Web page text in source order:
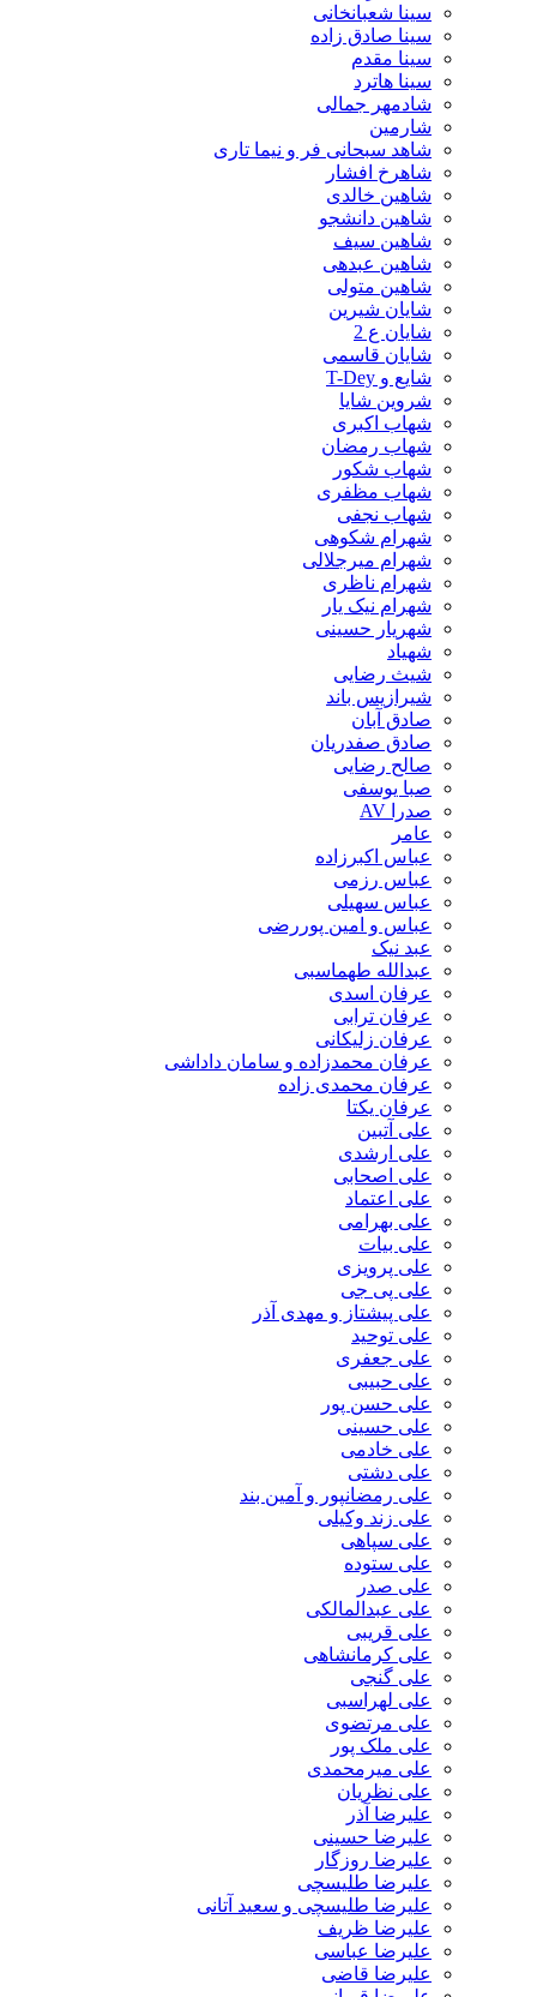
سینا شعبانخانی
سینا صادق زاده
سینا مقدم
سینا هاترد
شادمهر جمالی
شارمین
شاهد سبحانی فر و نیما تاری
شاهرخ افشار
شاهین خالدی
شاهین دانشجو
شاهین سیف
شاهین عبدهی
شاهین متولی
شایان شیرین
شایان ع 2
شایان قاسمی
شایع و T-Dey
شروین شایا
شهاب اکبری
شهاب رمضان
شهاب شکور
شهاب مظفری
شهاب نجفی
شهرام شکوهی
شهرام میرجلالی
شهرام ناظری
شهرام نیک یار
شهریار حسینی
شهیاد
شیث رضایی
شیرازیس باند
صادق آبان
صادق صفدریان
صالح رضایی
صبا یوسفی
صدرا AV
عامر
عباس اکبرزاده
عباس رزمی
عباس سهیلی
عباس و امین پوررضی
عبد نیک
عبدالله طهماسبی‎
عرفان اسدی
عرفان ترابی
عرفان زلیکانی
عرفان محمدزاده و سامان داداشی
عرفان محمدی زاده
عرفان یکتا
علی آتبین
علی ارشدی
علی اصحابی
علی اعتماد
علی بهرامی
علی بیات
علی پرویزی
علی پی جی
علی پیشتاز و مهدی آذر
علی توحید
علی جعفری
علی حبیبی
علی حسن پور
علی حسینی
علی خادمی
علی دشتی
علی رمضانپور و آمین بند
علی زند وکیلی
علی سپاهی
علی ستوده
علی صدر
علی عبدالمالکی
علی قریبی
علی کرمانشاهی
علی گنجی
علی لهراسبی
علی مرتضوی
علی ملک پور
علی میرمحمدی
علی نظریان
علیرضا آذر
علیرضا حسینی
علیرضا روزگار
علیرضا طلیسچی
علیرضا طلیسچی و سعید آتانی
علیرضا ظریف
علیرضا عباسی
علیرضا قاضی